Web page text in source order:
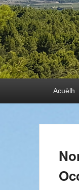
Acuèlh